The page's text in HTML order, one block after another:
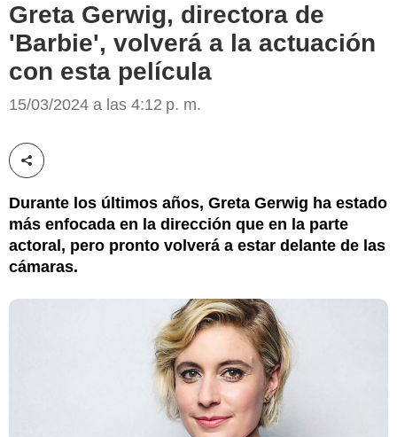
Greta Gerwig, directora de
'Barbie', volverá a la actuación
con esta película
15/03/2024 a las 4:12 p. m.
Compartir esta noticia
Durante los últimos años, Greta Gerwig ha estado
más enfocada en la dirección que en la parte
actoral, pero pronto volverá a estar delante de las
cámaras.